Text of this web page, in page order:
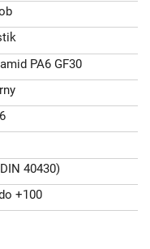
PA6 GF30
40430)
+100